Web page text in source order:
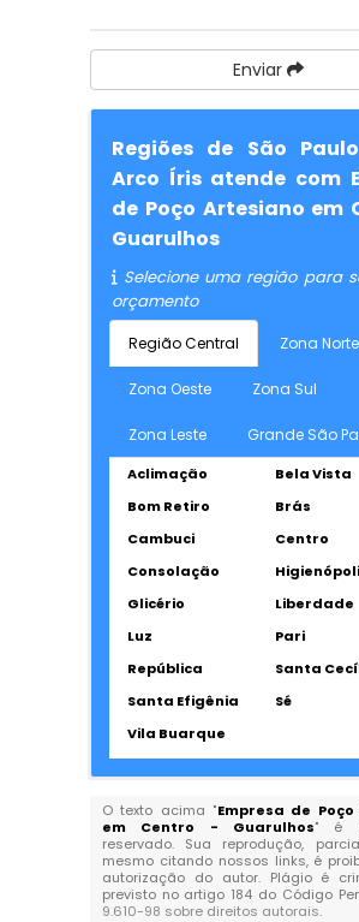
Enviar
Regiões de São
Arco Íris atende com
de Poço Artesiano em
Guarulhos
Selecione uma região para
orçamento
Região Central Zona Norte
Zona Oeste Zona Sul
Zona Leste Grande São
Aclimação
Bela Vista
Bom Retiro
Brás
Cambuci
Centro
Consolação
Glicério
Liberdade
Luz
Pari
República
Santa
Santa Efigênia
Sé
Vila Buarque
O texto acima "Empresa de
em Centro - Guarulhos" é
reservado. Sua reprodução,
mesmo citando nossos links, é
autorização do autor. Plágio é
previsto no artigo 184 do Código
9.610-98 sobre direitos autorais.